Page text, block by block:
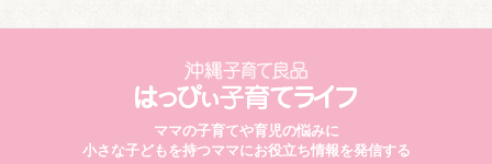
ママの子育てや育児の悩みに
小さな子どもを持つママにお役立ち情報を発信する